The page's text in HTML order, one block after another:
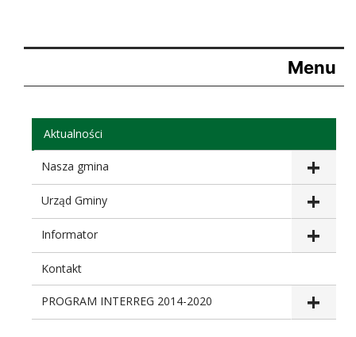
Menu
Aktualności
Nasza gmina
Urząd Gminy
Informator
Kontakt
PROGRAM INTERREG 2014-2020